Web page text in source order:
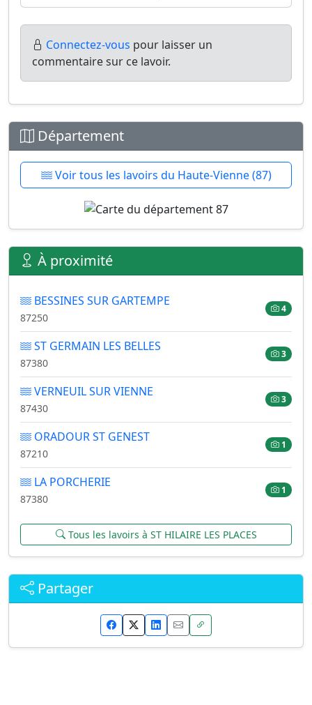
Connectez-vous pour laisser un
commentaire sur ce lavoir.
Département
Voir tous les lavoirs du Haute-Vienne (87)
À proximité
BESSINES SUR GARTEMPE
87250
4
ST GERMAIN LES BELLES
87380
3
VERNEUIL SUR VIENNE
87430
3
ORADOUR ST GENEST
87210
1
LA PORCHERIE
87380
1
Tous les lavoirs à ST HILAIRE LES PLACES
Partager